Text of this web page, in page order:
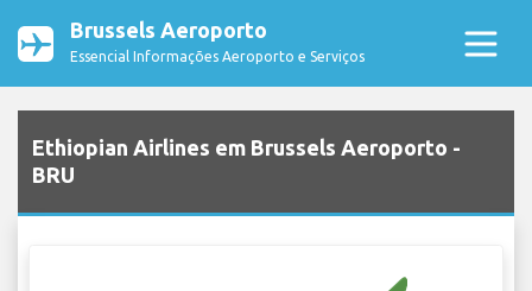
Brussels Aeroporto
Essencial Informações Aeroporto e Serviços
Ethiopian Airlines em Brussels Aeroporto -
BRU